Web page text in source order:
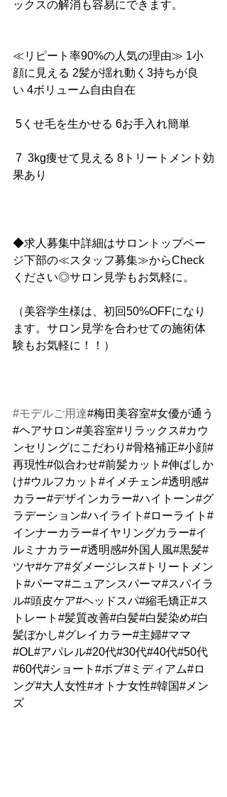
ックスの解消も容易にできます。
≪リピート率90%の人気の理由≫ 1小
顔に見える 2髪が揺れ動く3持ちが良
い 4ボリューム自由自在
5くせ毛を生かせる 6お手入れ簡単
7  3kg痩せて見える 8トリートメント効
果あり
◆求人募集中詳細はサロントップペー
ジ下部の≪スタッフ募集≫からCheck
ください◎サロン見学もお気軽に。
（美容学生様は、初回50%OFFになり
ます。サロン見学を合わせての施術体
験もお気軽に！！）
#モデルご用達#梅田美容室#女優が通う
#ヘアサロン#美容室#リラックス#カウ
ンセリングにこだわり#骨格補正#小顔#
再現性#似合わせ#前髪カット#伸ばしか
け#ウルフカット#イメチェン#透明感#
カラー#デザインカラー#ハイトーン#グ
ラデーション#ハイライト#ローライト#
インナーカラー#イヤリングカラー#イ
ルミナカラー#透明感#外国人風#黒髪#
ツヤ#ケア#ダメージレス#トリートメン
ト#パーマ#ニュアンスパーマ#スパイラ
ル#頭皮ケア#ヘッドスパ#縮毛矯正#ス
トレート#髪質改善#白髪#白髪染め#白
髪ぼかし#グレイカラー#主婦#ママ
#OL#アパレル#20代#30代#40代#50代
#60代#ショート#ボブ#ミディアム#ロ
ング#大人女性#オトナ女性#韓国#メン
ズ